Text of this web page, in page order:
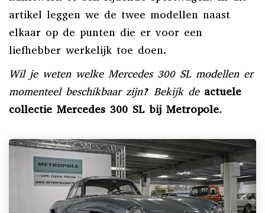
artikel leggen we de twee modellen naast
elkaar op de punten die er voor een
liefhebber werkelijk toe doen.
Wil je weten welke Mercedes 300 SL modellen er
momenteel beschikbaar zijn? Bekijk de actuele
collectie Mercedes 300 SL bij Metropole.